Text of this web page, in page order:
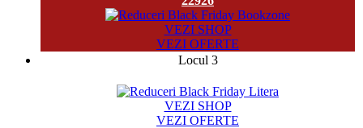
VEZI SHOP
VEZI OFERTE
Locul 3
VEZI SHOP
VEZI OFERTE